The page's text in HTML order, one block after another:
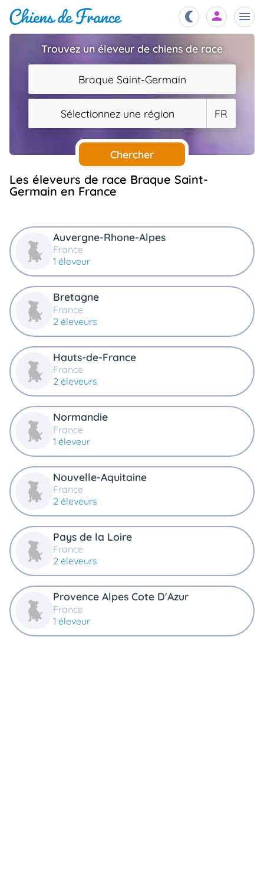
Chiots
Éleveurs
Étalons
Chiens
..
Assurances
Connexion
Trouvez un éleveur de chiens de race
Braque Saint-Germain
Sélectionnez une région FR
Chercher
Les éleveurs de race Braque Saint-
Germain en France
Auvergne-Rhone-Alpes
France
1 éleveur
Bretagne
France
2 éleveurs
Hauts-de-France
France
2 éleveurs
Normandie
France
1 éleveur
Nouvelle-Aquitaine
France
2 éleveurs
Pays de la Loire
France
2 éleveurs
Provence Alpes Cote D'Azur
France
1 éleveur